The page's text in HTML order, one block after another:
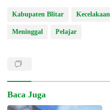
Kabupaten Blitar Kecelakaan
Meninggal Pelajar
Baca Juga